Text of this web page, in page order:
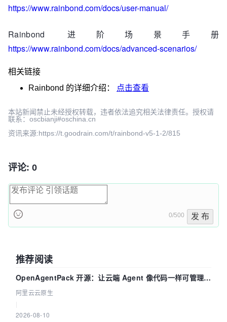
https://www.rainbond.com/docs/user-manual/
Rainbond 进阶场景手册
https://www.rainbond.com/docs/advanced-scenarios/
相关链接
Rainbond 的详细介绍： 点击查看
本站新闻禁止未经授权转载，违者依法追究相关法律责任。授权请
联系：oscbianji#oschina.cn
资讯来源:https://t.goodrain.com/t/rainbond-v5-1-2/815
评论: 0
0/500 发 布
推荐阅读
OpenAgentPack 开源：让云端 Agent 像代码一样可管理、
可迁移
阿里云云原生
2026-08-10